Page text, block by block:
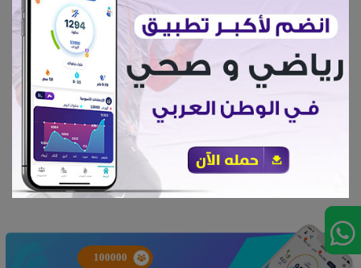
لإحتوائها على نسبة عالية من النشويات.
إعجابات 406
البطاطس
100000